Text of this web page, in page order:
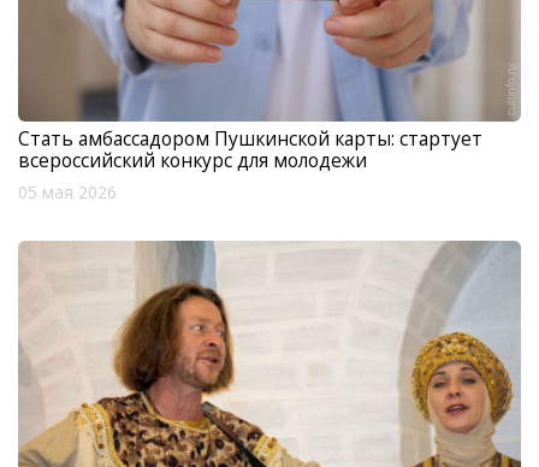
Стать амбассадором Пушкинской карты: стартует
всероссийский конкурс для молодежи
05 мая 2026